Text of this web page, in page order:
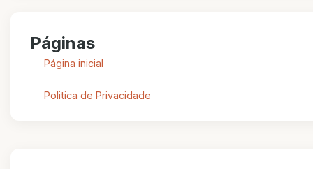
Páginas
Página inicial
Politica de Privacidade